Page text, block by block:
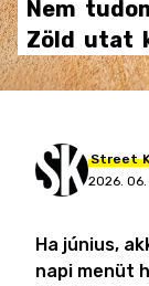
Nem
Zöld utat
Street
2026. 06.
Ha június,
napi menüt